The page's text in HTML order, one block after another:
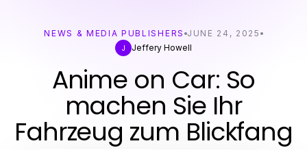
NEWS & MEDIA PUBLISHERS JUNE 24, 2025
J
Jeffery Howell
Anime on Car: So
machen Sie Ihr
Fahrzeug zum Blickfang